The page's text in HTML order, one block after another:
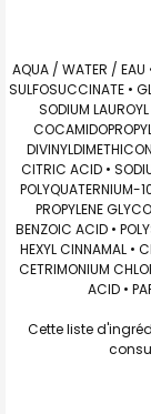
AQUA / WATER / EAU
SULFOSUCCINATE •
SODIUM
CITRIC ACID •
POLYQUATERNIUM-
PROPYLENE
BENZOIC ACID •
HEXYL CINNAMAL •
CETRIMONIUM
ACID •
Cette liste